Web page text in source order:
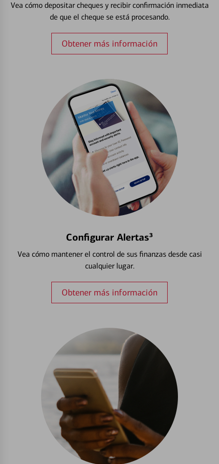
Vea cómo depositar cheques y recibir confirmación inmediata
de que el cheque se está procesando.
Obtener más información
Configurar Alertas³
Vea cómo mantener el control de sus finanzas desde casi
cualquier lugar.
Obtener más información